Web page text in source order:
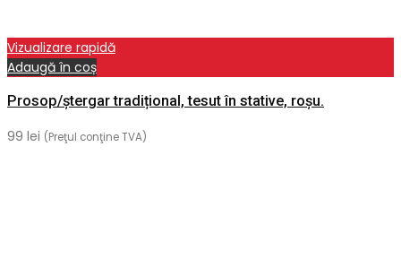
Vizualizare rapidă
Adaugă în coș
Prosop/ștergar tradițional, tesut în stative, roșu.
99 lei (Preţul conţine TVA)